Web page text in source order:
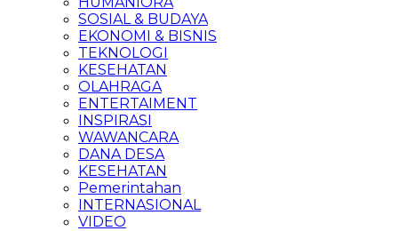
SOSIAL & BUDAYA
EKONOMI & BISNIS
TEKNOLOGI
KESEHATAN
OLAHRAGA
ENTERTAIMENT
INSPIRASI
WAWANCARA
DANA DESA
KESEHATAN
Pemerintahan
INTERNASIONAL
VIDEO